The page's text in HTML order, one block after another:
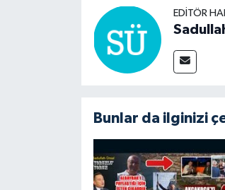
EDITÖR
Bunlar da ilginizi